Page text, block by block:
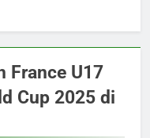
France U17
Cup 2025 di